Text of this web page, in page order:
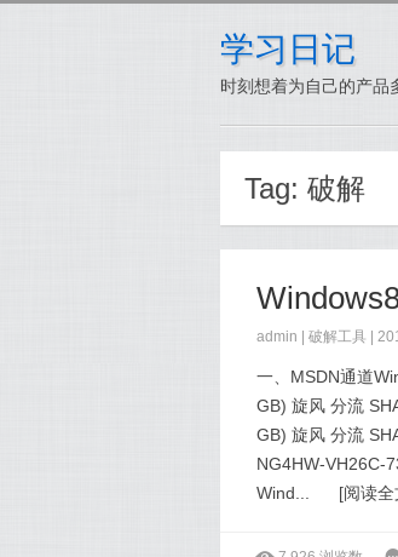
学习日记
时刻想着为自己的产品
Tag: 破解
admin | 破解工具 |
一、MSDN通道
GB) 旋风 分流
GB) 旋风 分流
NG4HW-VH26C-
Wind...
[阅读全